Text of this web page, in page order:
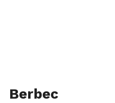
Berbec